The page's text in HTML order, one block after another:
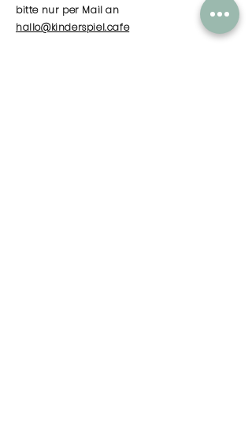
bitte nur per Mail an
hallo@kinderspiel.cafe